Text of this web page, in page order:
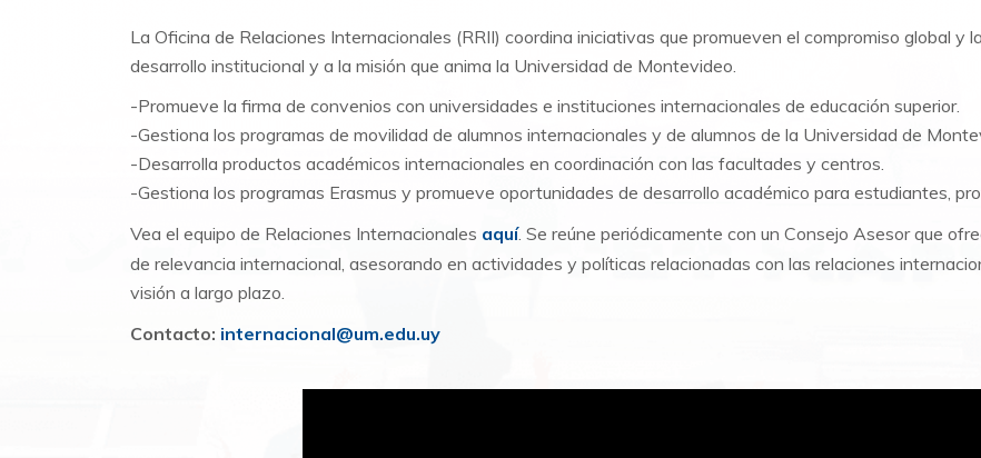
La Oficina de Relaciones Internacionales (RRII) coordina iniciativas que promueven el compromiso global y
desarrollo institucional y a la misión que anima la Universidad de Montevideo.
-Promueve la firma de convenios con universidades e instituciones internacionales de educación superior.
-Gestiona los programas de movilidad de alumnos internacionales y de alumnos de la Universidad de
-Desarrolla productos académicos internacionales en coordinación con las facultades y centros.
-Gestiona los programas Erasmus y promueve oportunidades de desarrollo académico para estudiantes,
Vea el equipo de Relaciones Internacionales aquí. Se reúne periódicamente con un Consejo Asesor que
de relevancia internacional, asesorando en actividades y políticas relacionadas con las relaciones
visión a largo plazo.
Contacto: internacional@um.edu.uy